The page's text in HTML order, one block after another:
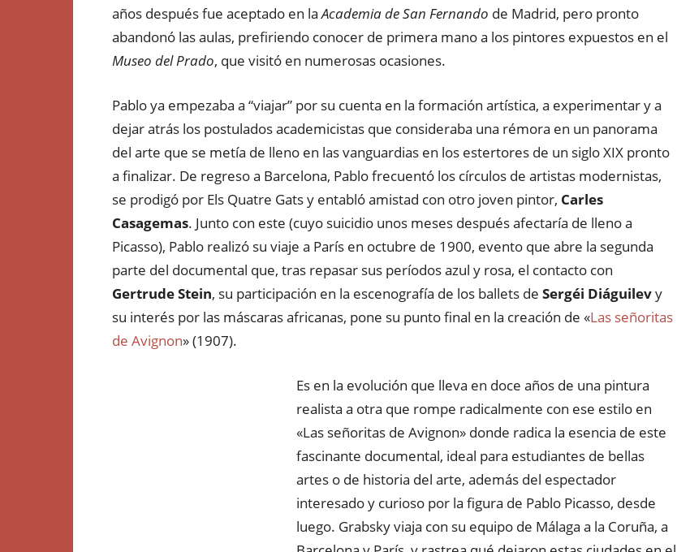
años después fue aceptado en laAcademia de San Fernando de Madrid, pero pronto
abandonó las aulas, prefiriendo conocer de primera mano a los pintores expuestos en el
Museo del Prado, que visitó en numerosas ocasiones.
Pablo ya empezaba a “viajar” por su cuenta en la formación artística, a experimentar y a
dejar atrás los postulados academicistas que consideraba una rémora en un panorama
del arte que se metía de lleno en las vanguardias en los estertores de un siglo XIX pronto
a finalizar. De regreso a Barcelona, Pablo frecuentó los círculos de artistas modernistas,
se prodigó por Els Quatre Gats y entabló amistad con otro joven pintor, Carles
Casagemas. Junto con este (cuyo suicidio unos meses después afectaría de lleno a
Picasso), Pablo realizó su viaje a París en octubre de 1900, evento que abre la segunda
parte del documental que, tras repasar sus períodos azul y rosa, el contacto con
Gertrude Stein, su participación en la escenografía de los ballets de Sergéi Diáguilevy
su interés por las máscaras africanas, pone su punto final en la creación de «Las señoritas
de Avignon» (1907).
Es en la evolución que lleva en doce años de una pintura
realista a otra que rompe radicalmente con ese estilo en
«Las señoritas de Avignon» donde radica la esencia de este
fascinante documental, ideal para estudiantes de bellas
artes o de historia del arte, además del espectador
interesado y curioso por la figura de Pablo Picasso, desde
luego. Grabsky viaja con su equipo de Málaga a la Coruña, a